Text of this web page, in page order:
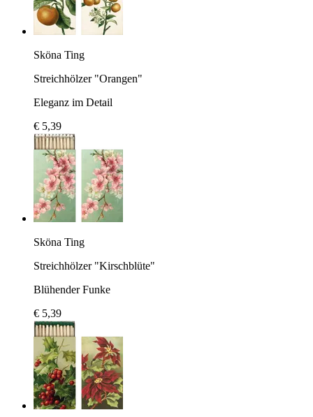
Sköna Ting
Streichhölzer "Orangen"
Eleganz im Detail
€ 5,39
Sköna Ting
Streichhölzer "Kirschblüte"
Blühender Funke
€ 5,39